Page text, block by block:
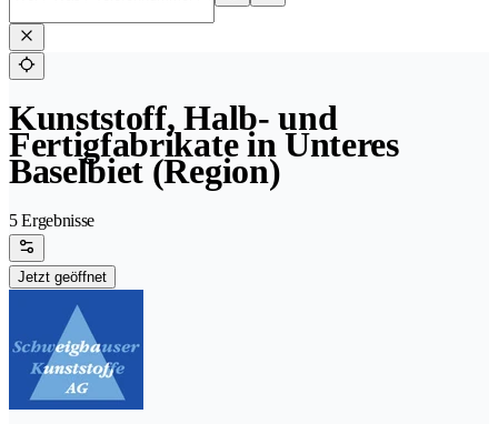
Kunststoff, Halb- und
Fertigfabrikate in Unteres
Baselbiet (Region)
5 Ergebnisse
Jetzt geöffnet